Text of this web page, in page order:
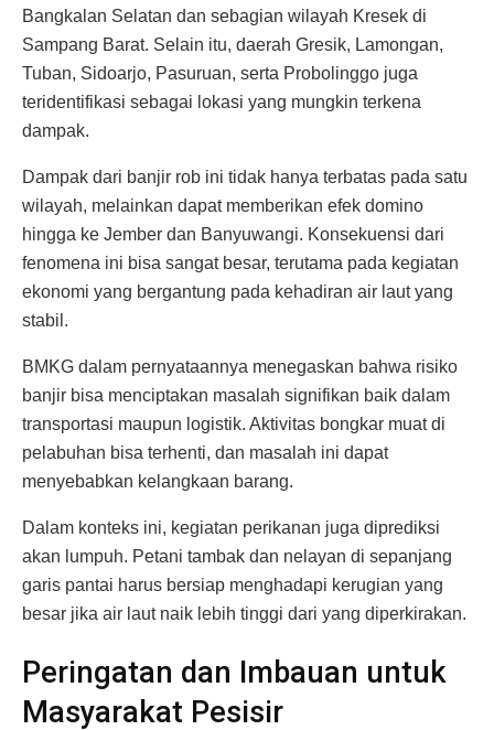
Bangkalan Selatan dan sebagian wilayah Kresek di
Sampang Barat. Selain itu, daerah Gresik, Lamongan,
Tuban, Sidoarjo, Pasuruan, serta Probolinggo juga
teridentifikasi sebagai lokasi yang mungkin terkena
dampak.
Dampak dari banjir rob ini tidak hanya terbatas pada satu
wilayah, melainkan dapat memberikan efek domino
hingga ke Jember dan Banyuwangi. Konsekuensi dari
fenomena ini bisa sangat besar, terutama pada kegiatan
ekonomi yang bergantung pada kehadiran air laut yang
stabil.
BMKG dalam pernyataannya menegaskan bahwa risiko
banjir bisa menciptakan masalah signifikan baik dalam
transportasi maupun logistik. Aktivitas bongkar muat di
pelabuhan bisa terhenti, dan masalah ini dapat
menyebabkan kelangkaan barang.
Dalam konteks ini, kegiatan perikanan juga diprediksi
akan lumpuh. Petani tambak dan nelayan di sepanjang
garis pantai harus bersiap menghadapi kerugian yang
besar jika air laut naik lebih tinggi dari yang diperkirakan.
Peringatan dan Imbauan untuk
Masyarakat Pesisir